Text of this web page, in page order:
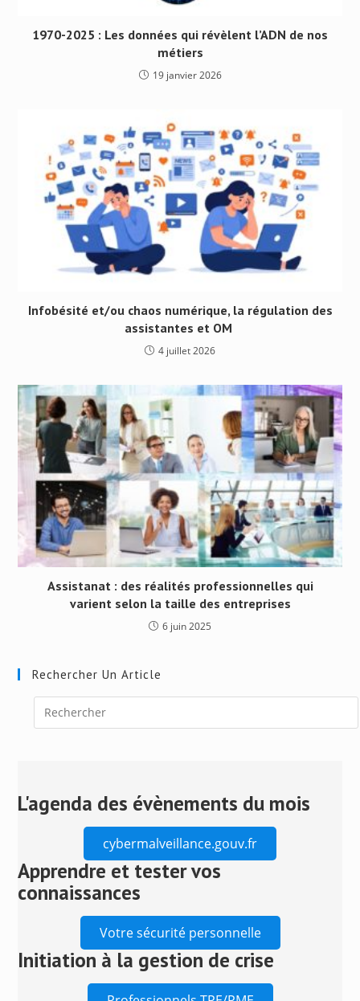
1970-2025 : Les données qui révèlent l’ADN de nos
métiers
19 janvier 2026
Infobésité et/ou chaos numérique, la régulation des
assistantes et OM
4 juillet 2026
Assistanat : des réalités professionnelles qui
varient selon la taille des entreprises
6 juin 2025
Rechercher Un Article
close
L'agenda des évènements du mois
cybermalveillance.gouv.fr
Apprendre et tester vos
connaissances
Votre sécurité personnelle
Initiation à la gestion de crise